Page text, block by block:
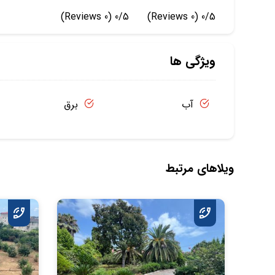
0/5
(0 Reviews)
0/5
(0 Reviews)
ویژگی ها
آب برق
ویلاهای مرتبط